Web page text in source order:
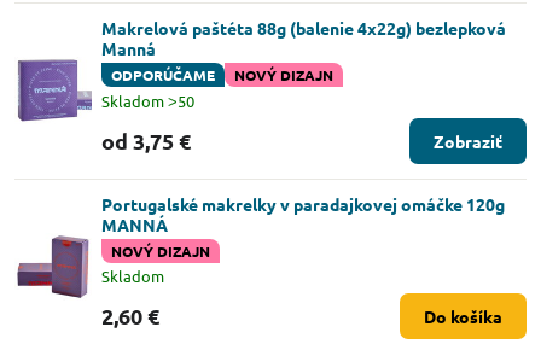
Makrelová paštéta 88g (balenie 4x22g) bezlepková
Manná
ODPORÚČAME NOVÝ DIZAJN
Skladom ˃50
od 3,75 € Zobraziť
Portugalské makrelky v paradajkovej omáčke 120g
MANNÁ
NOVÝ DIZAJN
Skladom
2,60 € Do košíka